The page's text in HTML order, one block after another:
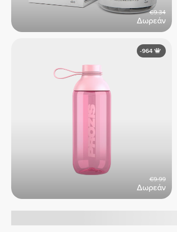
Δωρεάν
€9.34
Δωρεάν
€9.99
-964